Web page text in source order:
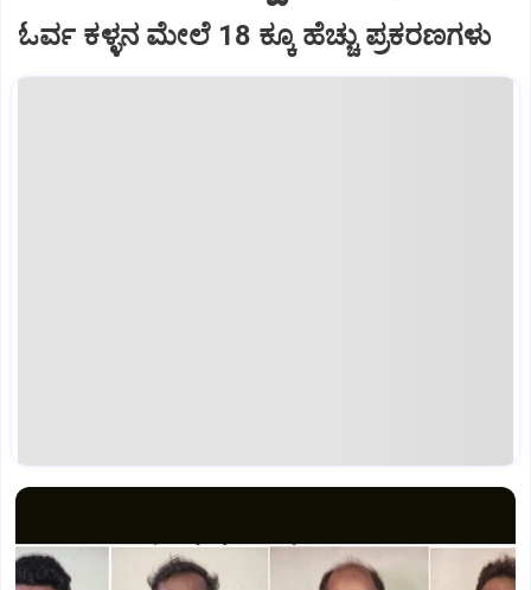
ಓರ್ವ ಕಳ್ಳನ ಮೇಲೆ 18 ಕ್ಕೂ ಹೆಚ್ಚು ಪ್ರಕರಣಗಳು